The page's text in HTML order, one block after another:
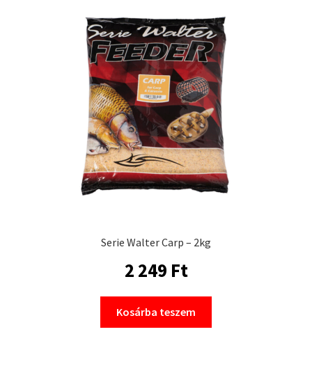
Serie Walter Carp – 2kg
2 249 Ft
Kosárba teszem